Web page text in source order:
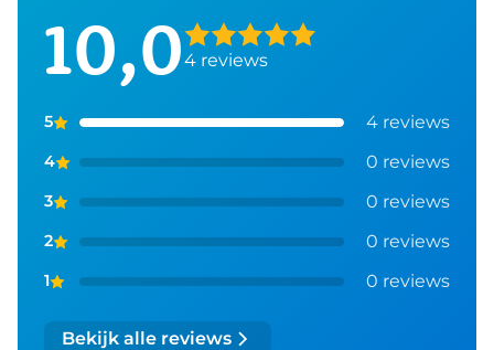
10,04 reviews
5 4 reviews
4 0 reviews
3 0 reviews
2 0 reviews
1 0 reviews
Bekijk alle reviews